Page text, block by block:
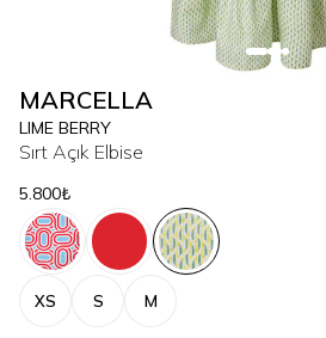
MARCELLA
LIME BERRY
Sırt Açık Elbise
5.800₺
XS S M